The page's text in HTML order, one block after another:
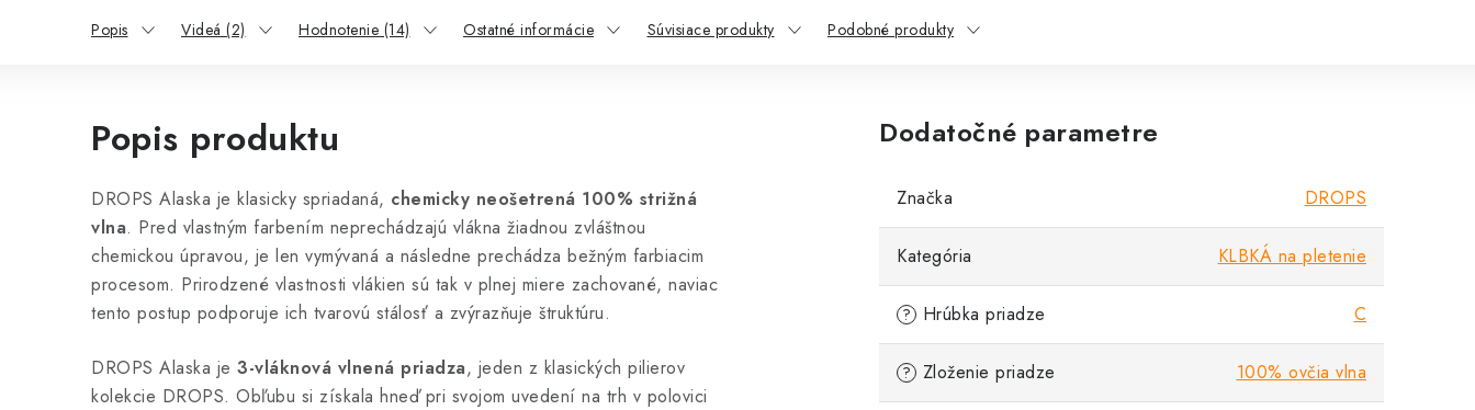
Popis Videá (2) Hodnotenie (14) Ostatné informácie Súvisiace produkty Podobné produkty
Popis produktu
DROPS Alaska je klasicky spriadaná, chemicky neošetrená 100% strižná
vlna. Pred vlastným farbením neprechádzajú vlákna žiadnou zvláštnou
chemickou úpravou, je len vymývaná a následne prechádza bežným farbiacim
procesom. Prirodzené vlastnosti vlákien sú tak v plnej miere zachované, naviac
tento postup podporuje ich tvarovú stálosť a zvýrazňuje štruktúru.
DROPS Alaska je 3-vláknová vlnená priadza, jeden z klasických pilierov
kolekcie DROPS. Obľubu si získala hneď pri svojom uvedení na trh v polovici
Dodatočné parametre
Značka DROPS
Kategória KLBKÁ na pletenie
? Hrúbka priadze C
? Zloženie priadze 100% ovčia vlna